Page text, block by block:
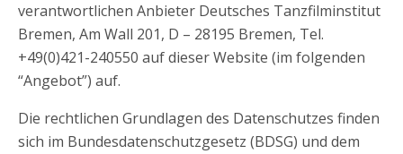
verantwortlichen Anbieter Deutsches Tanzfilminstitut
Bremen, Am Wall 201, D – 28195 Bremen, Tel.
+49(0)421-240550 auf dieser Website (im folgenden
“Angebot”) auf.
Die rechtlichen Grundlagen des Datenschutzes finden
sich im Bundesdatenschutzgesetz (BDSG) und dem